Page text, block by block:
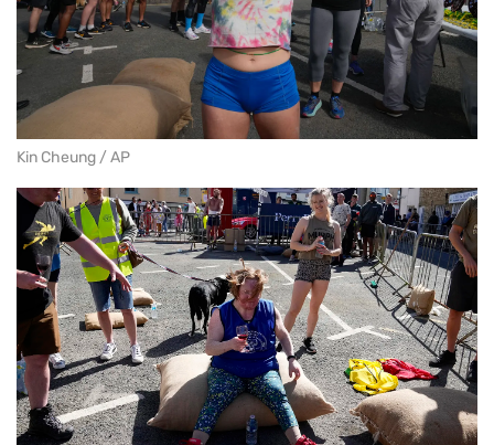
Kin Cheung / AP